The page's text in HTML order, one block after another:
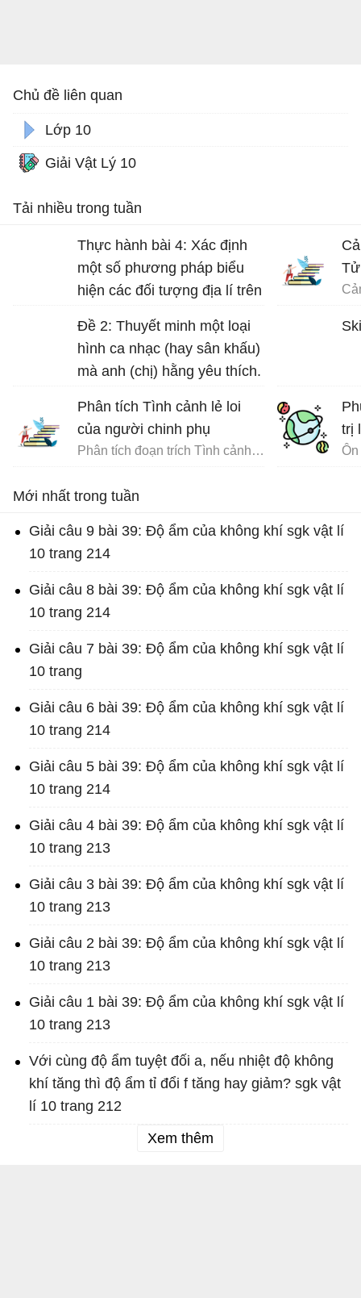
Chủ đề liên quan
Lớp 10
Giải Vật Lý 10
Tải nhiều trong tuần
Thực hành bài 4: Xác định
một số phương pháp biểu
hiện các đối tượng địa lí trên
Đề 2: Thuyết minh một loại
hình ca nhạc (hay sân khấu)
mà anh (chị) hằng yêu thích.
Phân tích Tình cảnh lẻ loi
của người chinh phụ
Phân tích đoạn trích Tình cảnh lẻ loi của người chinh phụ
trị
Mới nhất trong tuần
Giải câu 9 bài 39: Độ ẩm của không khí sgk vật lí
10 trang 214
Giải câu 8 bài 39: Độ ẩm của không khí sgk vật lí
10 trang 214
Giải câu 7 bài 39: Độ ẩm của không khí sgk vật lí
10 trang
Giải câu 6 bài 39: Độ ẩm của không khí sgk vật lí
10 trang 214
Giải câu 5 bài 39: Độ ẩm của không khí sgk vật lí
10 trang 214
Giải câu 4 bài 39: Độ ẩm của không khí sgk vật lí
10 trang 213
Giải câu 3 bài 39: Độ ẩm của không khí sgk vật lí
10 trang 213
Giải câu 2 bài 39: Độ ẩm của không khí sgk vật lí
10 trang 213
Giải câu 1 bài 39: Độ ẩm của không khí sgk vật lí
10 trang 213
Với cùng độ ẩm tuyệt đối a, nếu nhiệt độ không
khí tăng thì độ ẩm tỉ đổi f tăng hay giảm? sgk vật
lí 10 trang 212
Xem thêm